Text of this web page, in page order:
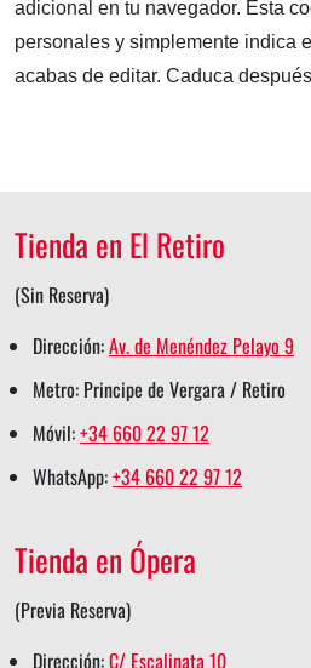
adicional en tu navegador. Esta
personales y simplemente indica
acabas de editar. Caduca
Tienda en El Retiro
(Sin Reserva)
Dirección:Av. de Menéndez Pelayo 9
Metro: Principe de Vergara / Retiro
Móvil:+34 660 22 97 12
WhatsApp:+34 660 22 97 12
Tienda en Ópera
(Previa Reserva)
Dirección:C/ Escalinata 10